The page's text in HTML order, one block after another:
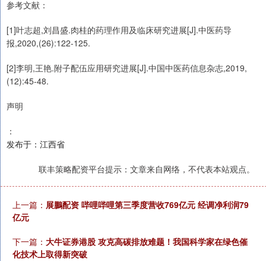
参考文献：
[1]叶志超,刘昌盛.肉桂的药理作用及临床研究进展[J].中医药导
报,2020,(26):122-125.
[2]李明,王艳.附子配伍应用研究进展[J].中国中医药信息杂志,2019,
(12):45-48.
声明
：
发布于：江西省
联丰策略配资平台提示：文章来自网络，不代表本站观点。
上一篇： 展鵬配资 哔哩哔哩第三季度营收769亿元 经调净利润79
亿元
下一篇： 大牛证券港股 攻克高碳排放难题！我国科学家在绿色催
化技术上取得新突破